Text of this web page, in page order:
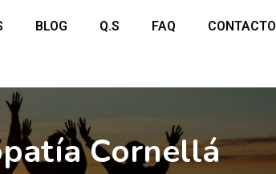
BLOG Q.S FAQ CONTACTO
Cornellá